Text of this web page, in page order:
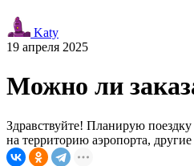
Katy
19 апреля 2025
Можно ли
Здравствуйте! Планирую
на территорию аэропорта,